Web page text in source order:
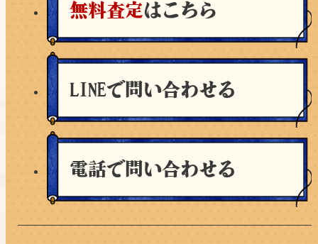
無料査定はこちら
LINEで問い合わせる
電話で問い合わせる